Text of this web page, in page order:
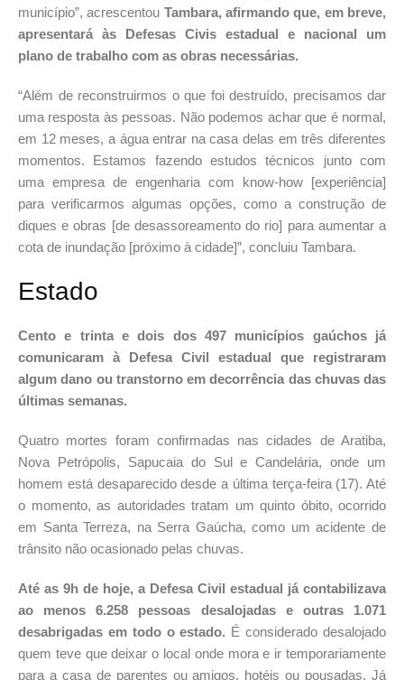
município”, acrescentou Tambara, afirmando que, em breve,
apresentará às Defesas Civis estadual e nacional um
plano de trabalho com as obras necessárias.
“Além de reconstruirmos o que foi destruído, precisamos dar
uma resposta às pessoas. Não podemos achar que é normal,
em 12 meses, a água entrar na casa delas em três diferentes
momentos. Estamos fazendo estudos técnicos junto com
uma empresa de engenharia com know-how [experiência]
para verificarmos algumas opções, como a construção de
diques e obras [de desassoreamento do rio] para aumentar a
cota de inundação [próximo à cidade]”, concluiu Tambara.
Estado
Cento e trinta e dois dos 497 municípios gaúchos já
comunicaram à Defesa Civil estadual que registraram
algum dano ou transtorno em decorrência das chuvas das
últimas semanas.
Quatro mortes foram confirmadas nas cidades de Aratiba,
Nova Petrópolis, Sapucaia do Sul e Candelária, onde um
homem está desaparecido desde a última terça-feira (17). Até
o momento, as autoridades tratam um quinto óbito, ocorrido
em Santa Terreza, na Serra Gaúcha, como um acidente de
trânsito não ocasionado pelas chuvas.
Até as 9h de hoje, a Defesa Civil estadual já contabilizava
ao menos 6.258 pessoas desalojadas e outras 1.071
desabrigadas em todo o estado. É considerado desalojado
quem teve que deixar o local onde mora e ir temporariamente
para a casa de parentes ou amigos, hotéis ou pousadas. Já